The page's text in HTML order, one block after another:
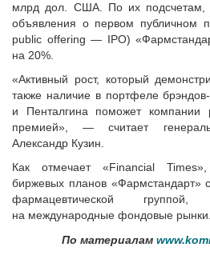
млрд дол. США. По их подсчетам,
объявления о первом публичном
public offering — IPO)
на 20%.
«Активный рост, который
также наличие в портфеле
и Пенталгина поможет компании
премией», — считает
Александр Кузин.
Как отмечает «Financial
биржевых планов «Фармстандарт»
фармацевтической
на международные фондовые рынки.
По материалам